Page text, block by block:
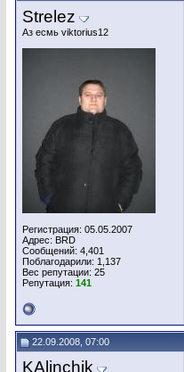
Strelez
Аз есмь viktorius12
Регистрация: 05.05.2007
Адрес: BRD
Сообщений: 4,401
Поблагодарили: 1,137
Вес репутации: 25
Репутация: 141
22.09.2008, 07:00
KAlinchik